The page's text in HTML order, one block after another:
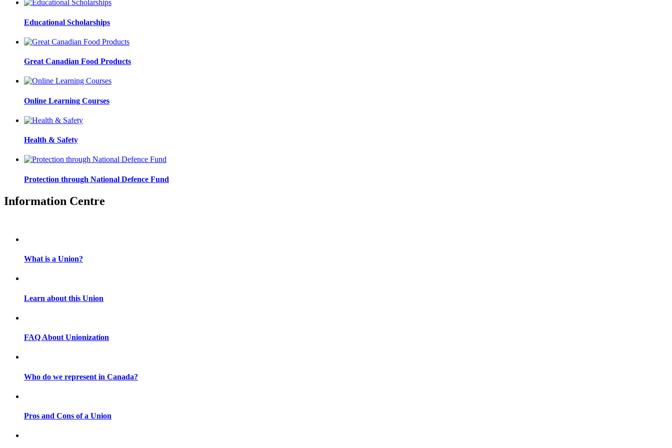
Educational Scholarships
Great Canadian Food Products
Online Learning Courses
Health & Safety
Protection through National Defence Fund
Information Centre
What is a Union?
Learn about this Union
FAQ About Unionization
Who do we represent in Canada?
Pros and Cons of a Union